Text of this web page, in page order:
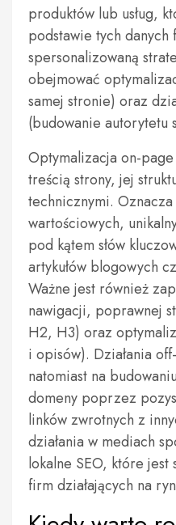
produktów lub usług,
podstawie tych
spersonalizowaną
obejmować
samej stronie) oraz
(budowanie autorytetu
Optymalizacja on-
treścią strony, jej
technicznymi.
wartościowych,
pod kątem słów
artykułów blogowych
Ważne jest również
nawigacji, poprawnej
H2, H3) oraz
i opisów). Działania
natomiast na
domeny poprzez
linków zwrotnych z
działania w mediach
lokalne SEO, które
firm działających na